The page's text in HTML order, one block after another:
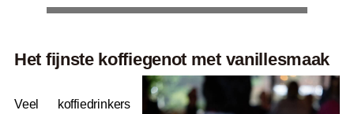
Het fijnste koffiegenot met vanillesmaak
Veel koffiedrinkers